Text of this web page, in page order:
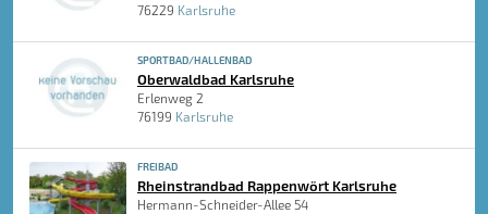
76229 Karlsruhe
SPORTBAD/HALLENBAD
Oberwaldbad Karlsruhe
Erlenweg 2
76199 Karlsruhe
FREIBAD
Rheinstrandbad Rappenwört Karlsruhe
Hermann-Schneider-Allee 54